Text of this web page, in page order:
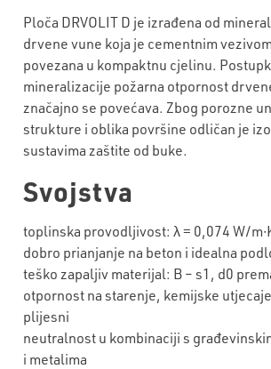
Ploča DRVOLIT D je izrađena od
drvene vune koja je cementnim
povezana u kompaktnu cjelinu.
mineralizacije požarna otpornost
značajno se povećava. Zbog porozne
strukture i oblika površine odličan je
sustavima zaštite od buke.
Svojstva
toplinska provodljivost: λ = 0,074 W/
dobro prianjanje na beton i idealna
teško zapaljiv materijal: B – s1, d0
otpornost na starenje, kemijske
plijesni
neutralnost u kombinaciji s
i metalima